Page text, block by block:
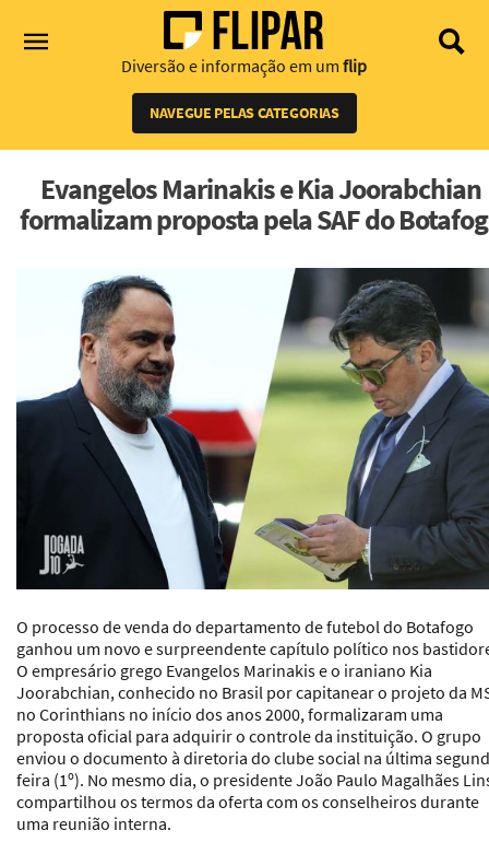
Diversão e informação em um flip
NAVEGUE PELAS CATEGORIAS
Evangelos Marinakis e Kia Joorabchian
formalizam proposta pela SAF do
O processo de venda do departamento de futebol do Botafogo
ganhou um novo e surpreendente capítulo político nos
O empresário grego Evangelos Marinakis e o iraniano Kia
Joorabchian, conhecido no Brasil por capitanear o projeto da
no Corinthians no início dos anos 2000, formalizaram uma
proposta oficial para adquirir o controle da instituição. O grupo
enviou o documento à diretoria do clube social na última
feira (1º). No mesmo dia, o presidente João Paulo Magalhães
compartilhou os termos da oferta com os conselheiros durante
uma reunião interna.